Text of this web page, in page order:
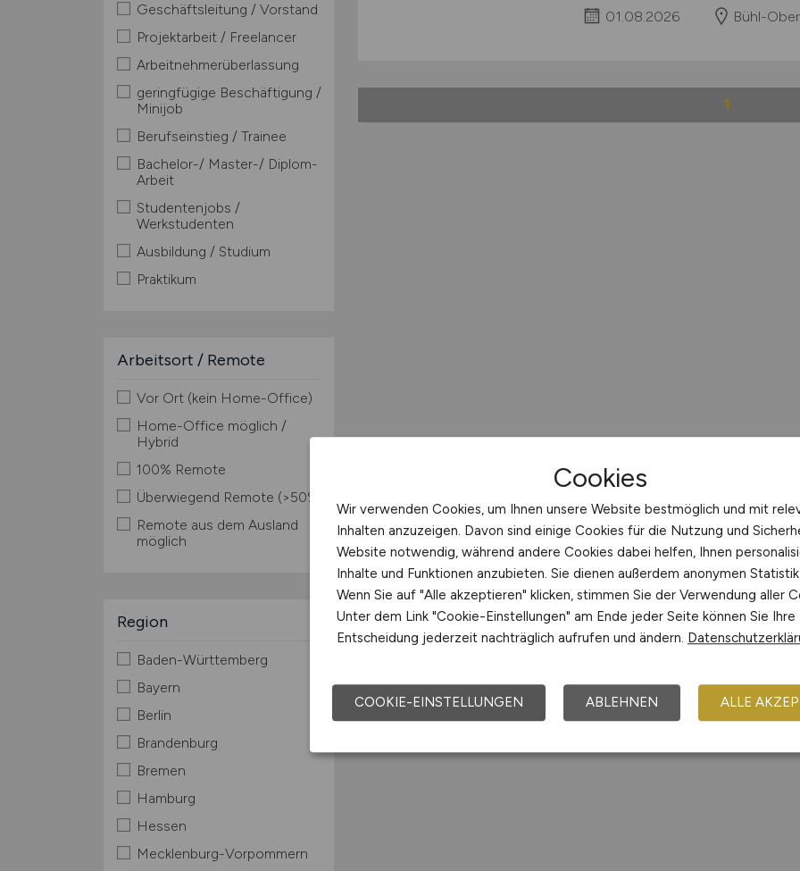
Geschäftsleitung / Vorstand
Projektarbeit / Freelancer
Arbeitnehmerüberlassung
geringfügige Beschäftigung /
Minijob
Berufseinstieg / Trainee
Bachelor-/ Master-/ Diplom-
Arbeit
Studentenjobs /
Werkstudenten
Ausbildung / Studium
Praktikum
Arbeitsort / Remote
Vor Ort (kein Home-Office)
Home-Office möglich /
Hybrid
100% Remote
Überwiegend Remote (>50%)
Remote aus dem Ausland
möglich
Region
Baden-Württemberg
Bayern
Berlin
Brandenburg
Bremen
Hamburg
Hessen
Mecklenburg-Vorpommern
01.08.2026 Bühl-
1
Cookies
Wir verwenden Cookies, um Ihnen unsere Website bestmöglich und mit
Inhalten anzuzeigen. Davon sind einige Cookies für die Nutzung und
Website notwendig, während andere Cookies dabei helfen, Ihnen
Inhalte und Funktionen anzubieten. Sie dienen außerdem anonymen
Wenn Sie auf "Alle akzeptieren" klicken, stimmen Sie der Verwendung aller
Unter dem Link "Cookie-Einstellungen" am Ende jeder Seite können Sie Ihre
Entscheidung jederzeit nachträglich aufrufen und ändern.
COOKIE-EINSTELLUNGEN ABLEHNEN ALLE